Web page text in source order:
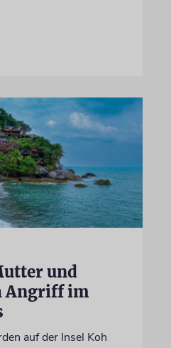
und
Angriff im
auf der Insel Koh